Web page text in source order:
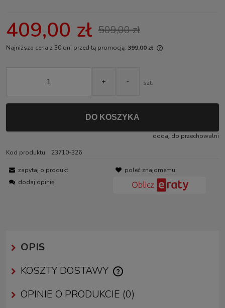
409,00 zł 509,00 zł
Najniższa cena z 30 dni przed tą promocją: 399,00 zł
+ - szt.
DO KOSZYKA
dodaj do przechowalni
Kod produktu: 23710-326
zapytaj o produkt
poleć znajomemu
dodaj opinię
OPIS
KOSZTY DOSTAWY
CENA NIE ZAWIERA EWENTUALNYCH KOSZTÓW PŁATNOŚCI
OPINIE O PRODUKCIE (0)